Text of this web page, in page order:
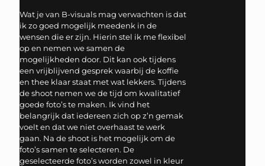
Wat je van B-visuals mag verwachten is dat
ik zo goed mogelijk meedenk in de
wensen die er zijn. Hierin stel ik me flexibel
op en nemen we samen de
mogelijkheden door. Dit kan ook tijdens
een vrijblijvend gesprek waarbij de koffie
en thee klaar staat met wat lekkers. Tijdens
de shoot nemen we de tijd om kwalitatief
goede foto’s te maken. Ik vind het
belangrijk dat iedereen zich op z’n gemak
voelt en dat we niet overhaast te werk
gaan. Na de shoot is het mogelijk om de
foto’s samen te selecteren. De
geselecteerde foto’s worden zowel in kleur